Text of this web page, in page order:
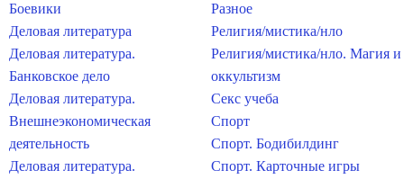
Боевики
Деловая литература
Деловая литература.
Банковское дело
Деловая литература.
Внешнеэкономическая
деятельность
Деловая литература.
Разное
Религия/мистика/нло
Религия/мистика/нло. Магия и
оккультизм
Секс учеба
Спорт
Спорт. Бодибилдинг
Спорт. Карточные игры